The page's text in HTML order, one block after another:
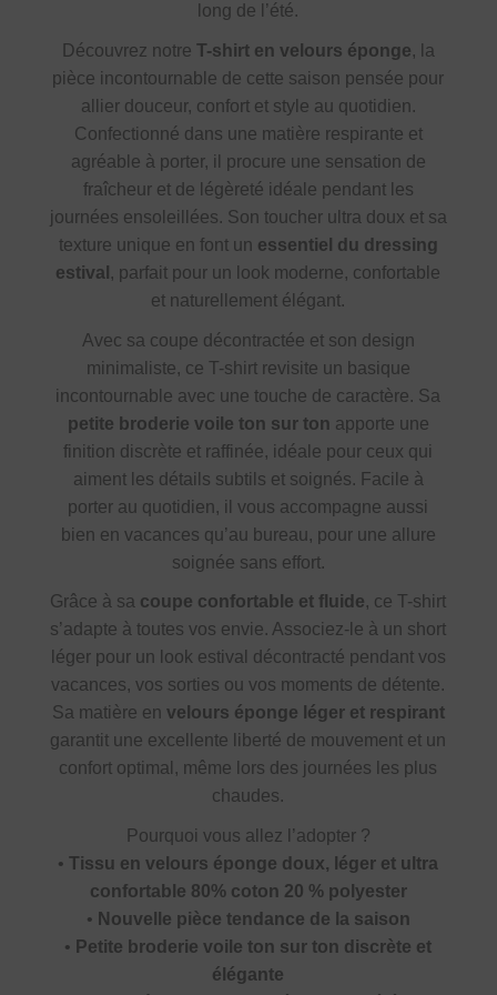
long de l’été.
Découvrez notre T-shirt en velours éponge, la
pièce incontournable de cette saison pensée pour
allier douceur, confort et style au quotidien.
Confectionné dans une matière respirante et
agréable à porter, il procure une sensation de
fraîcheur et de légèreté idéale pendant les
journées ensoleillées. Son toucher ultra doux et sa
texture unique en font un essentiel du dressing
estival , parfait pour un look moderne, confortable
et naturellement élégant.
Avec sa coupe décontractée et son design
minimaliste, ce T-shirt revisite un basique
incontournable avec une touche de caractère. Sa
petite broderie voile ton sur ton apporte une
finition discrète et raffinée, idéale pour ceux qui
aiment les détails subtils et soignés. Facile à
porter au quotidien, il vous accompagne aussi
bien en vacances qu’au bureau, pour une allure
soignée sans effort.
Grâce à sa coupe confortable et fluide, ce T-shirt
s’adapte à toutes vos envie. Associez-le à un short
léger pour un look estival décontracté pendant vos
vacances, vos sorties ou vos moments de détente.
Sa matière en velours éponge léger et respirant
garantit une excellente liberté de mouvement et un
confort optimal, même lors des journées les plus
chaudes.
Pourquoi vous allez l’adopter ?
•Tissu en velours éponge doux, léger et ultra
confortable 80% coton 20 % polyester
• Nouvelle pièce tendance de la saison
• Petite broderie voile ton sur ton discrète et
élégante